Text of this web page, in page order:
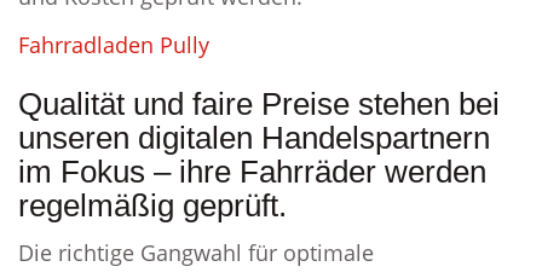
Fahrradladen Pully
Qualität und faire Preise stehen bei
unseren digitalen Handelspartnern
im Fokus – ihre Fahrräder werden
regelmäßig geprüft.
Die richtige Gangwahl für optimale